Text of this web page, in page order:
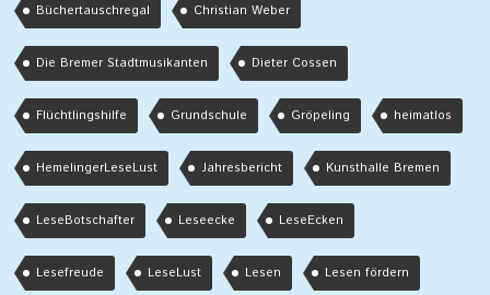
Büchertauschregal Christian Weber
Die Bremer Stadtmusikanten Dieter Cossen
Flüchtlingshilfe Grundschule Gröpeling heimatlos
HemelingerLeseLust Jahresbericht Kunsthalle Bremen
LeseBotschafter Leseecke LeseEcken
Lesefreude LeseLust Lesen Lesen fördern